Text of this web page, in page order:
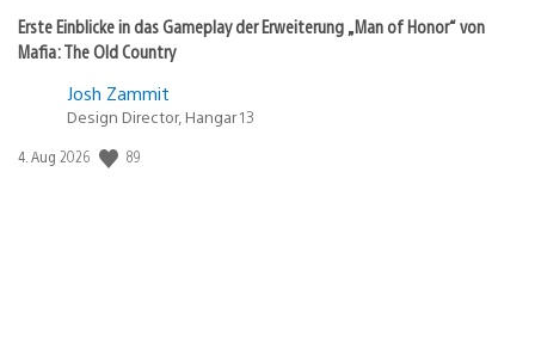
Erste Einblicke in das Gameplay der Erweiterung „Man of Honor“ von
Mafia: The Old Country
Josh Zammit
Design Director, Hangar 13
Veröffentlichungsdatum:
4. Aug 2026 89